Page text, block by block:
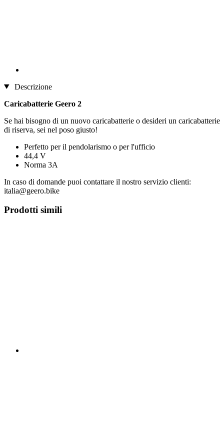
Descrizione
Caricabatterie Geero 2
Se hai bisogno di un nuovo caricabatterie o desideri un caricabatterie
di riserva, sei nel poso giusto!
Perfetto per il pendolarismo o per l'ufficio
44,4 V
Norma 3A
In caso di domande puoi contattare il nostro servizio clienti:
italia@geero.bike
Prodotti simili